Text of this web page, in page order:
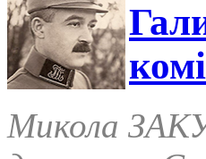
Микола